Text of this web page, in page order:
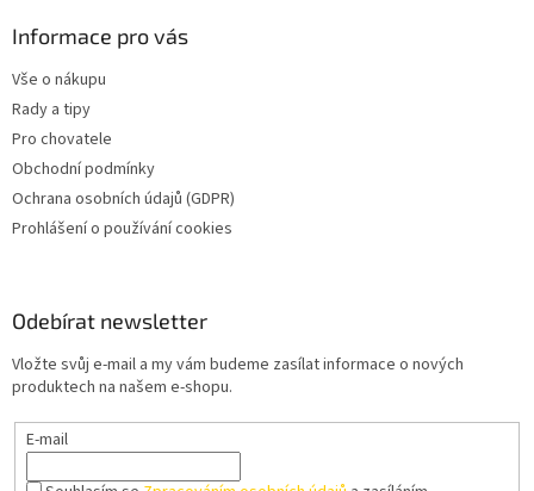
Informace pro vás
Vše o nákupu
Rady a tipy
Pro chovatele
Obchodní podmínky
Ochrana osobních údajů (GDPR)
Prohlášení o používání cookies
Odebírat newsletter
Vložte svůj e-mail a my vám budeme zasílat informace o nových
produktech na našem e-shopu.
E-mail